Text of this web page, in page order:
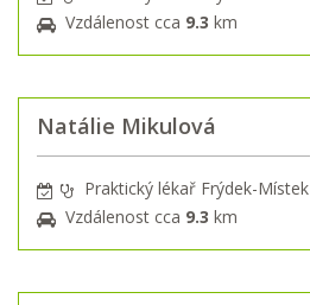
Vzdálenost cca 9.3 km
Natálie Mikulová
Praktický lékař Frýdek-Místek
Vzdálenost cca 9.3 km